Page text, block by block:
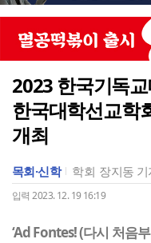
2023 한국기독
한국대학선교학
개최
목회·신학 학회 장지동 기
입력 2023. 12. 19 16:19
‘Ad Fontes! (다시 처음